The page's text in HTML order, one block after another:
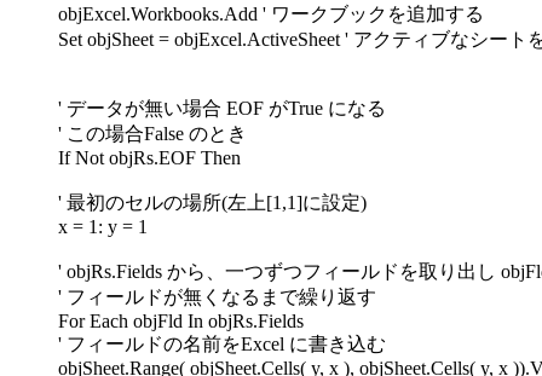
objExcel.Workbooks.Add ' ワークブックを追加する
Set objSheet = objExcel.ActiveSheet ' アクティブなシート
' データが無い場合 EOF がTrue になる
' この場合False のとき
If Not objRs.EOF Then
' 最初のセルの場所(左上[1,1]に設定)
x = 1: y = 1
' objRs.Fields から、一つずつフィールドを取り出し
' フィールドが無くなるまで繰り返す
For Each objFld In objRs.Fields
' フィールドの名前をExcel に書き込む
objSheet.Range( objSheet.Cells( y, x ), objSheet.Cells( y, x